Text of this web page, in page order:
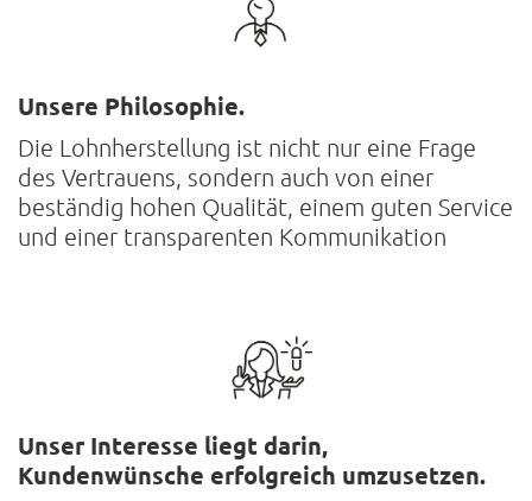
Unsere Philosophie.
Die Lohnherstellung ist nicht nur eine Frage
des Vertrauens, sondern auch von einer
beständig hohen Qualität, einem guten Service
und einer transparenten Kommunikation
Unser Interesse liegt darin,
Kundenwünsche erfolgreich umzusetzen.